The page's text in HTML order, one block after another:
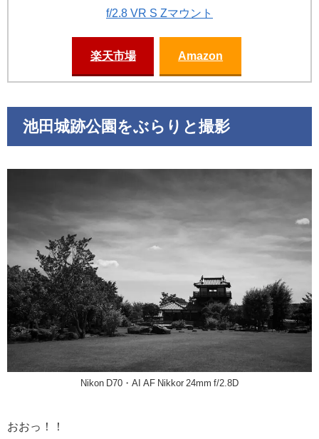
f/2.8 VR S Zマウント
楽天市場 Amazon
池田城跡公園をぶらりと撮影
Nikon D70・AI AF Nikkor 24mm f/2.8D
おおっ！！